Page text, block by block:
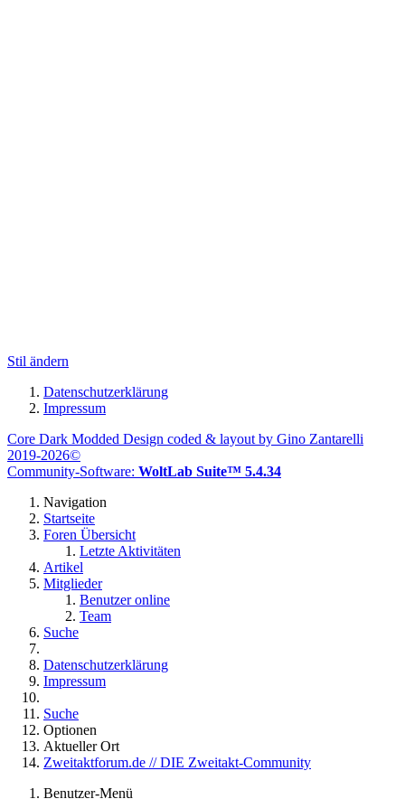
Stil ändern
Datenschutzerklärung
Impressum
Core Dark Modded Design coded & layout by Gino Zantarelli
2019-2026©
Community-Software: WoltLab Suite™ 5.4.34
Navigation
Startseite
Foren Übersicht
Letzte Aktivitäten
Artikel
Mitglieder
Benutzer online
Team
Suche
Datenschutzerklärung
Impressum
Suche
Optionen
Aktueller Ort
Zweitaktforum.de // DIE Zweitakt-Community
Benutzer-Menü